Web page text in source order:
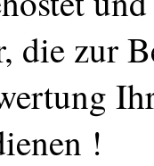
die zur
!